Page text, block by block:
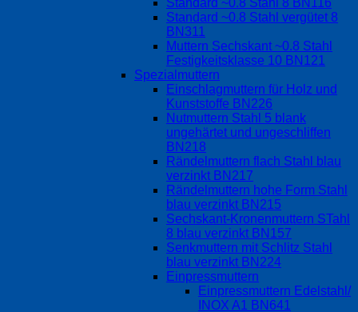
Standard ~0.8 Stahl 8 BN116
Standard ~0.8 Stahl vergütet 8
BN311
Muttern Sechskant ~0.8 Stahl
Festigkeitsklasse 10 BN121
Spezialmuttern
Einschlagmuttern für Holz und
Kunststoffe BN226
Nutmuttern Stahl 5 blank
ungehärtet und ungeschliffen
BN218
Rändelmuttern flach Stahl blau
verzinkt BN217
Rändelmuttern hohe Form Stahl
blau verzinkt BN215
Sechskant-Kronenmuttern STahl
8 blau verzinkt BN157
Senkmuttern mit Schlitz Stahl
blau verzinkt BN224
Einpressmuttern
Einpressmuttern Edelstahl/
INOX A1 BN641